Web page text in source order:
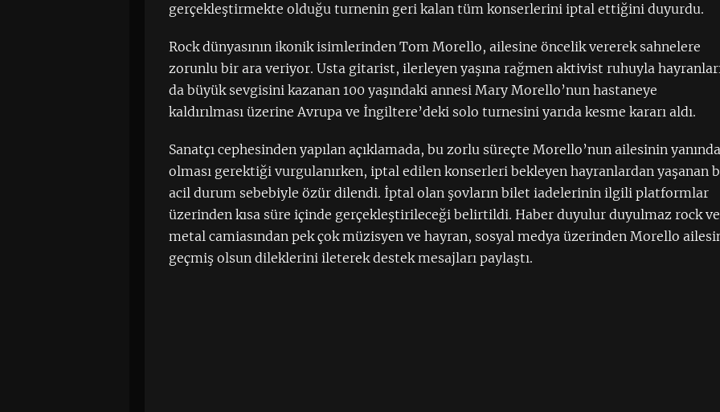
gerçekleştirmekte olduğu turnenin geri kalan tüm konserlerini iptal ettiğini duyurdu.
Rock dünyasının ikonik isimlerinden Tom Morello, ailesine öncelik vererek sahnelere
zorunlu bir ara veriyor. Usta gitarist, ilerleyen yaşına rağmen aktivist ruhuyla
da büyük sevgisini kazanan 100 yaşındaki annesi Mary Morello’nun hastaneye
kaldırılması üzerine Avrupa ve İngiltere’deki solo turnesini yarıda kesme kararı aldı.
Sanatçı cephesinden yapılan açıklamada, bu zorlu süreçte Morello’nun ailesinin
olması gerektiği vurgulanırken, iptal edilen konserleri bekleyen hayranlardan yaşanan
acil durum sebebiyle özür dilendi. İptal olan şovların bilet iadelerinin ilgili platformlar
üzerinden kısa süre içinde gerçekleştirileceği belirtildi. Haber duyulur duyulmaz rock ve
metal camiasından pek çok müzisyen ve hayran, sosyal medya üzerinden Morello
geçmiş olsun dileklerini ileterek destek mesajları paylaştı.